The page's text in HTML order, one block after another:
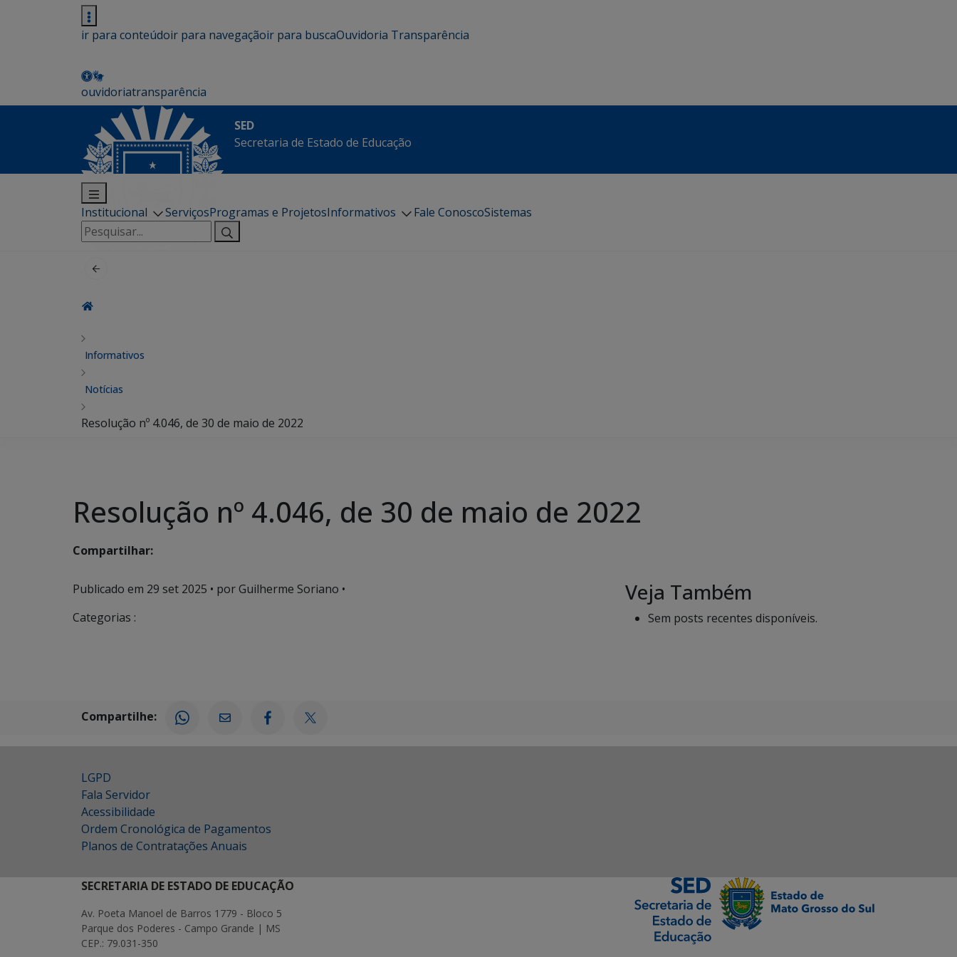
ir para conteúdoir para navegaçãoir para buscaOuvidoria Transparência
ouvidoriatransparência
SED
Secretaria de Estado de Educação
Institucional ServiçosProgramas e ProjetosInformativos Fale ConoscoSistemas
Pesquisar
por:
Informativos
Notícias
Resolução nº 4.046, de 30 de maio de 2022
Resolução nº 4.046, de 30 de maio de 2022
Compartilhar:
Publicado em 29 set 2025 • por Guilherme Soriano •
Categorias :
Veja Também
Sem posts recentes disponíveis.
Compartilhe:
LGPD
Fala Servidor
Acessibilidade
Ordem Cronológica de Pagamentos
Planos de Contratações Anuais
SECRETARIA DE ESTADO DE EDUCAÇÃO
Av. Poeta Manoel de Barros 1779 - Bloco 5
Parque dos Poderes - Campo Grande | MS
CEP.: 79.031-350